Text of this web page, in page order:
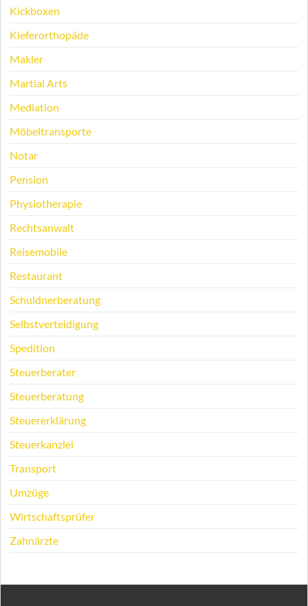
Kickboxen
Kieferorthopäde
Makler
Martial Arts
Mediation
Möbeltransporte
Notar
Pension
Physiotherapie
Rechtsanwalt
Reisemobile
Restaurant
Schuldnerberatung
Selbstverteidigung
Spedition
Steuerberater
Steuerberatung
Steuererklärung
Steuerkanzlei
Transport
Umzüge
Wirtschaftsprüfer
Zahnärzte